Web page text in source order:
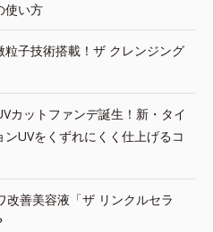
使い方
粒子技術搭載！ザ クレンジング
カットファンデ誕生！新・タイ
UVをくずれにくく仕上げるコ
改善美容液「ザ リンクルセラ